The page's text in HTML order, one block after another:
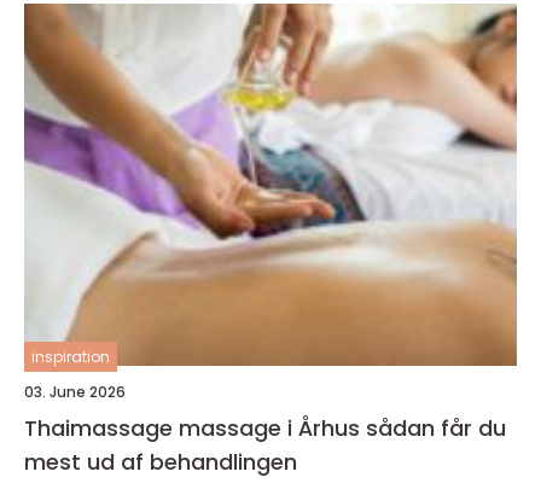
inspiration
03. June 2026
Thaimassage massage i Århus sådan får du
mest ud af behandlingen